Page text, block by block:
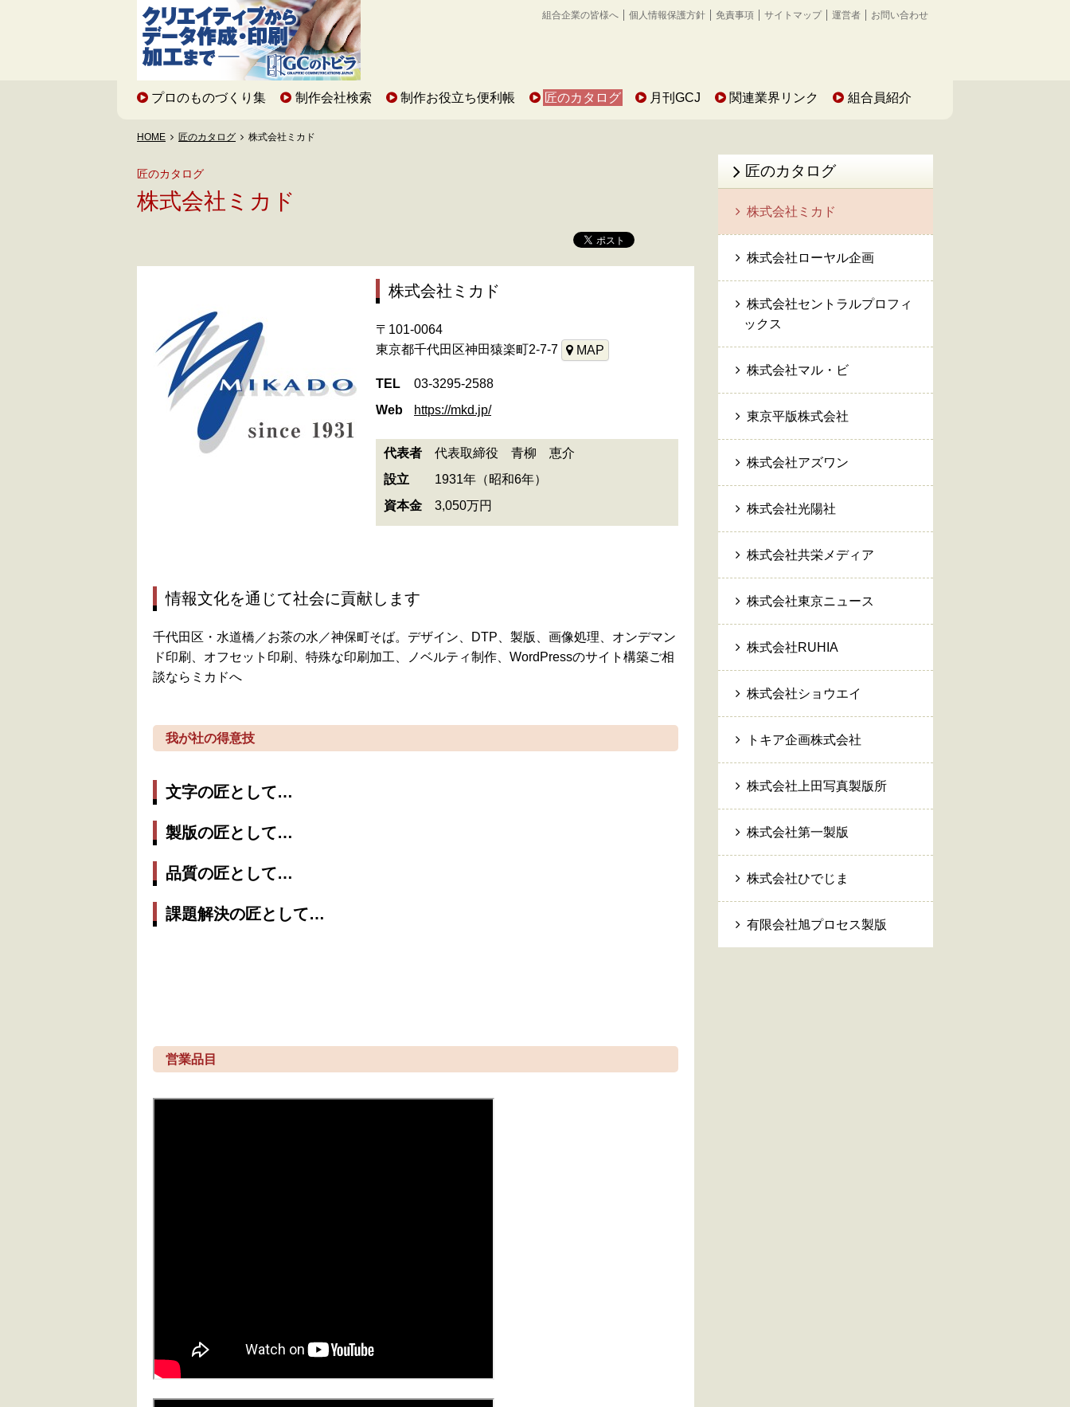
組合企業の皆様へ 個人情報保護方針 免責事項 サイトマップ 運営者 お問い合わせ
プロのものづくり集 制作会社検索 制作お役立ち便利帳 匠のカタログ 月刊GCJ 関連業界リンク 組合員紹介
HOME 匠のカタログ 株式会社ミカド
匠のカタログ
株式会社ミカド
株式会社ミカド
〒101-0064
東京都千代田区神田猿楽町2-7-7
MAP
TEL
03-3295-2588
Web
https://mkd.jp/
代表者
代表取締役 青柳 恵介
設立
1931年（昭和6年）
資本金
3,050万円
情報文化を通じて社会に貢献します
千代田区・水道橋／お茶の水／神保町そば。デザイン、DTP、製版、画像処理、オンデマン
ド印刷、オフセット印刷、特殊な印刷加工、ノベルティ制作、WordPressのサイト構築ご相
談ならミカドへ
我が社の得意技
文字の匠として…
製版の匠として…
品質の匠として…
課題解決の匠として…
営業品目
匠のカタログ
株式会社ミカド
株式会社ローヤル企画
株式会社セントラルプロフィ
ックス
株式会社マル・ビ
東京平版株式会社
株式会社アズワン
株式会社光陽社
株式会社共栄メディア
株式会社東京ニュース
株式会社RUHIA
株式会社ショウエイ
トキア企画株式会社
株式会社上田写真製版所
株式会社第一製版
株式会社ひでじま
有限会社旭プロセス製版